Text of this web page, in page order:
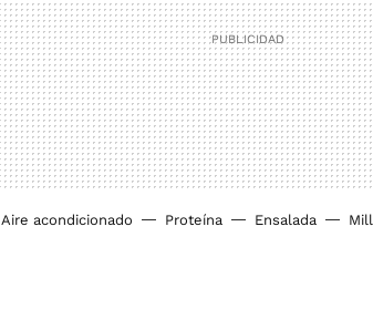
Aire acondicionado Proteína Ensalada